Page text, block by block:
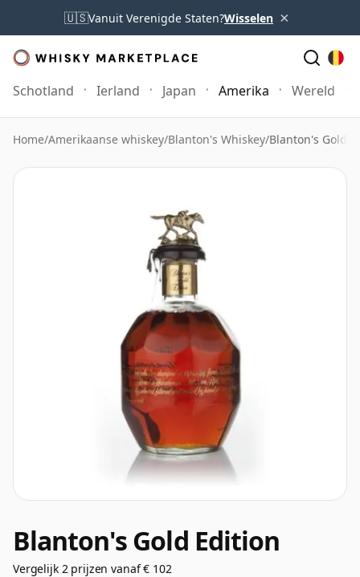
🇺🇸Vanuit Verenigde Staten?Wisselen ×
Schotland Ierland Japan Amerika Wereld
Home/Amerikaanse whiskey/Blanton's Whiskey/Blanton's Gold
Blanton's Gold Edition
Vergelijk 2 prijzen vanaf € 102